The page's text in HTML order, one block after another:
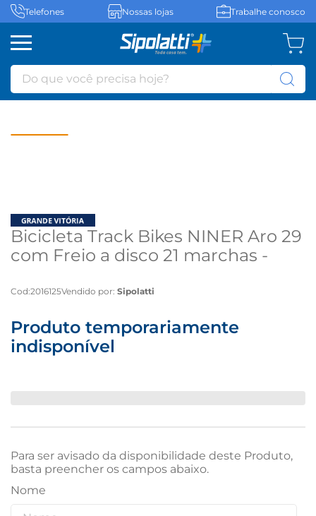
Telefones Nossas lojas Trabalhe conosco
Do que você precisa hoje?
Bicicleta Track Bikes NINER Aro 29
com Freio a disco 21 marchas -
Cod:2016125Vendido por: Sipolatti
Produto temporariamente
indisponível
Para ser avisado da disponibilidade deste Produto,
basta preencher os campos abaixo.